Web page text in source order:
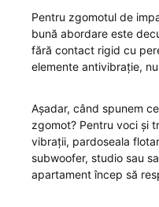
Pentru zgomotul de
bună abordare este
fără contact rigid cu
elemente antivibrație,
Așadar, când spunem
zgomot? Pentru voci și
vibrații, pardoseala
subwoofer, studio sau
apartament încep să